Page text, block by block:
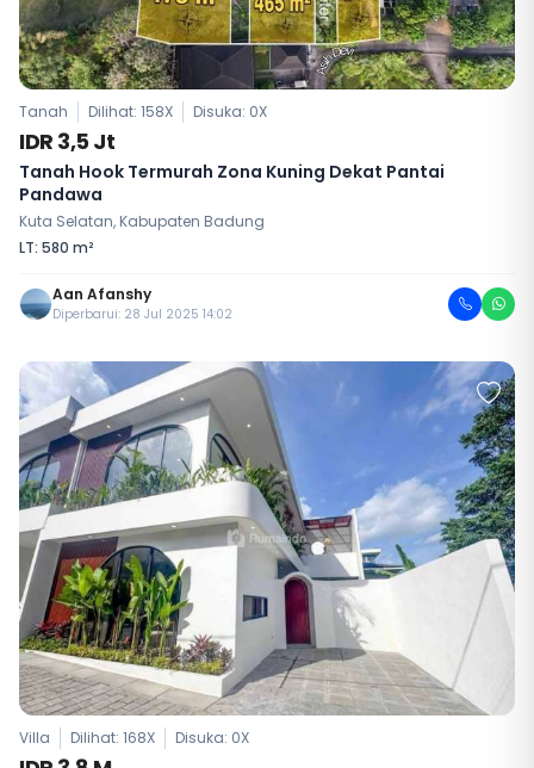
Tanah Dilihat: 158X Disuka: 0X
IDR 3,5 Jt
Tanah Hook Termurah Zona Kuning Dekat Pantai
Pandawa
Kuta Selatan, Kabupaten Badung
LT: 580 m²
Aan Afanshy
Diperbarui: 28 Jul 2025 14:02
Villa Dilihat: 168X Disuka: 0X